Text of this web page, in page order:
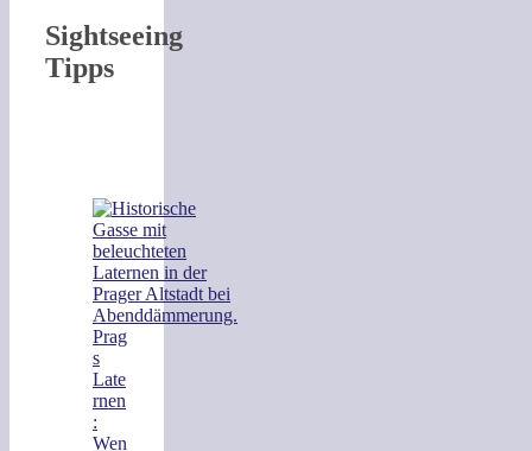
Sightseeing
Tipps
Prag
s
Late
rnen
:
Wen